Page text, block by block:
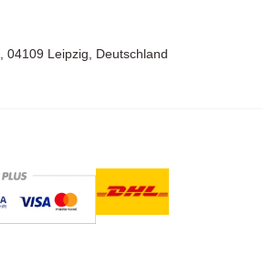
04109 Leipzig, Deutschland